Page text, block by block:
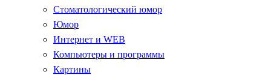
Стоматологический юмор
Юмор
Интернет и WEB
Компьютеры и программы
Картины